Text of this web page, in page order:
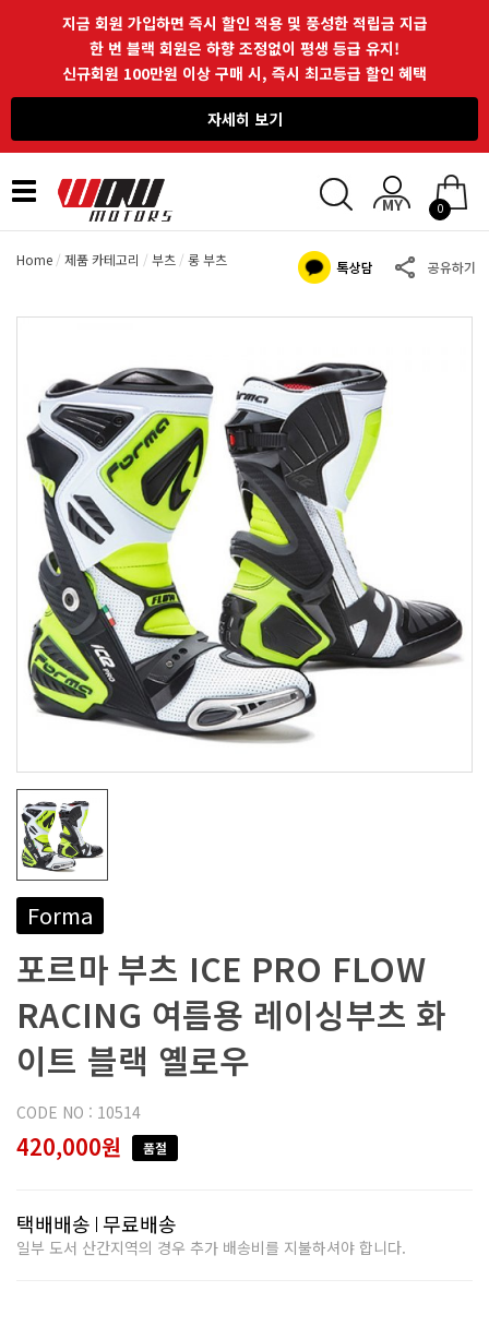
지금 회원 가입하면 즉시 할인 적용 및 풍성한 적립금 지급
한 번 블랙 회원은 하향 조정없이 평생 등급 유지!
신규회원 100만원 이상 구매 시, 즉시 최고등급 할인 혜택
자세히 보기
Toggle
navigation
0
Home 제품 카테고리 부츠 롱 부츠
Forma
포르마 부츠 ICE PRO FLOW
RACING 여름용 레이싱부츠 화
이트 블랙 옐로우
CODE NO : 10514
420,000원 품절
택배배송 무료배송
일부 도서 산간지역의 경우 추가 배송비를 지불하셔야 합니다.